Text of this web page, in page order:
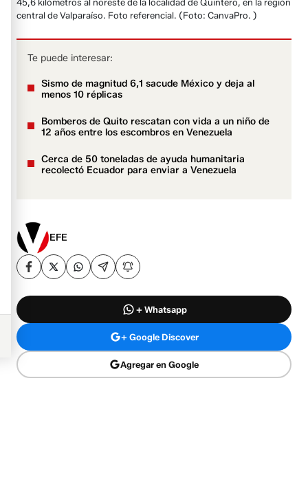
45,6 kilómetros al noreste de la localidad de Quintero, en la región
central de Valparaíso. Foto referencial. (Foto: CanvaPro. )
Te puede interesar:
Sismo de magnitud 6,1 sacude México y deja al
menos 10 réplicas
Bomberos de Quito rescatan con vida a un niño de
12 años entre los escombros en Venezuela
Cerca de 50 toneladas de ayuda humanitaria
recolectó Ecuador para enviar a Venezuela
EFE
+ Whatsapp
+ Google Discover
Agregar en Google